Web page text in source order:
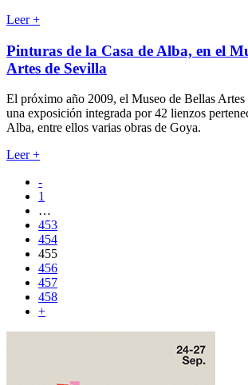
Leer+
Pinturas de la Casa de Alba, en el
Artes de Sevilla
El próximo año 2009, el Museo de Bellas Artes
una exposición integrada por 42 lienzos
Alba, entre ellos varias obras de Goya.
Leer+
-
1
…
453
454
455
456
457
458
+